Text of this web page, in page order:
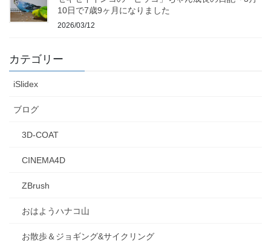
10日で7歳9ヶ月になりました
2026/03/12
カテゴリー
iSlidex
ブログ
3D-COAT
CINEMA4D
ZBrush
おはようハナコ山
お散歩＆ジョギング&サイクリング